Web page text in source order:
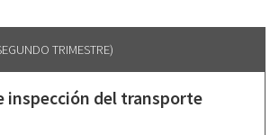
TRIMESTRE)
inspección del transporte